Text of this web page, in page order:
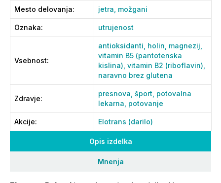
Opis izdelka
Mnenja
Mesto delovanja: jetra, možgani
Oznaka: utrujenost
Vsebnost:
antioksidanti, holin, magnezij,
vitamin B5 (pantotenska
kislina), vitamin B2 (riboflavin),
naravno brez glutena
Zdravje:
presnova, šport, potovalna
lekarna, potovanje
Akcije: Elotrans (darilo)